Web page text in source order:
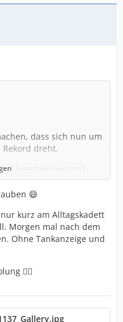
dass sich nun um
dreht.
beschreiben und
langweilig),aber
„Aktionen“
mir vielleicht
deshalb werde ich
des Autos
Werkstatt (mit
die Karosserie
😄
kurz am Alltagskadett
Morgen mal nach dem
Ohne Tankanzeige und
👍🏻